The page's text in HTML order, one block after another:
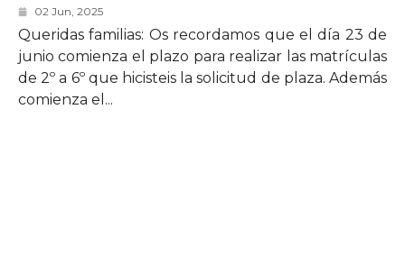
02 Jun, 2025
Queridas familias: Os recordamos que el día 23 de
junio comienza el plazo para realizar las matrículas
de 2º a 6º que hicisteis la solicitud de plaza. Además
comienza el...